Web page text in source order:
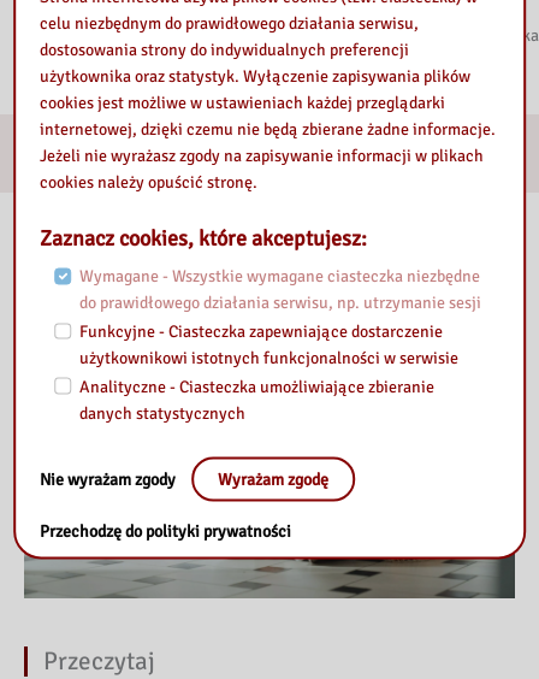
Oprac. Małgorzata Suchożebrska
E-usługi
Nasza Biblioteka
Przeczytaj
celu niezbędnym do prawidłowego działania serwisu,
dostosowania strony do indywidualnych preferencji
użytkownika oraz statystyk. Wyłączenie zapisywania plików
cookies jest możliwe w ustawieniach każdej przeglądarki
internetowej, dzięki czemu nie będą zbierane żadne informacje.
Jeżeli nie wyrażasz zgody na zapisywanie informacji w plikach
cookies należy opuścić stronę.
Zaznacz cookies, które akceptujesz:
Wymagane - Wszystkie wymagane ciasteczka niezbędne
do prawidłowego działania serwisu, np. utrzymanie sesji
Funkcyjne - Ciasteczka zapewniające dostarczenie
użytkownikowi istotnych funkcjonalności w serwisie
Analityczne - Ciasteczka umożliwiające zbieranie
danych statystycznych
Nie wyrażam zgody Wyrażam zgodę
Przechodzę do polityki prywatności